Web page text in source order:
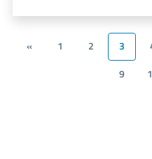
« 1 2 3
9